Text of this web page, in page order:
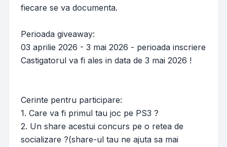
fiecare se va documenta.
Perioada giveaway:
03 aprilie 2026 - 3 mai 2026 - perioada inscriere
Castigatorul va fi ales in data de 3 mai 2026 !
Cerinte pentru participare:
1. Care va fi primul tau joc pe PS3 ?
2. Un share acestui concurs pe o retea de
socializare ?(share-ul tau ne ajuta sa mai